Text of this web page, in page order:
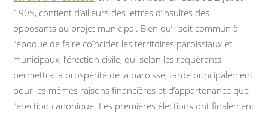
1905, contient d’ailleurs des lettres d’insultes des
opposants au projet municipal. Bien qu’il soit commun à
l’époque de faire coïncider les territoires paroissiaux et
municipaux, l’érection civile, qui selon les requérants
permettra la prospérité de la paroisse, tarde principalement
pour les mêmes raisons financières et d’appartenance que
l’érection canonique. Les premières élections ont finalement